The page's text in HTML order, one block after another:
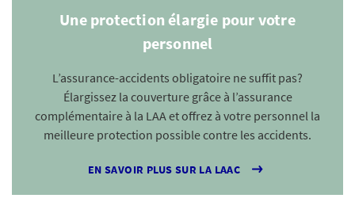
Une protection élargie pour votre
personnel
L’assurance-accidents obligatoire ne suffit pas?
Élargissez la couverture grâce à l’assurance
complémentaire à la LAA et offrez à votre personnel la
meilleure protection possible contre les accidents.
EN SAVOIR PLUS SUR LA LAAC